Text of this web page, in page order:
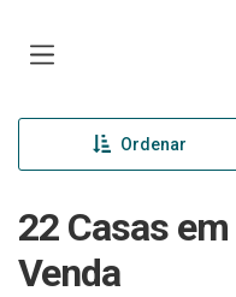
Ordenar
22 Casas
Venda